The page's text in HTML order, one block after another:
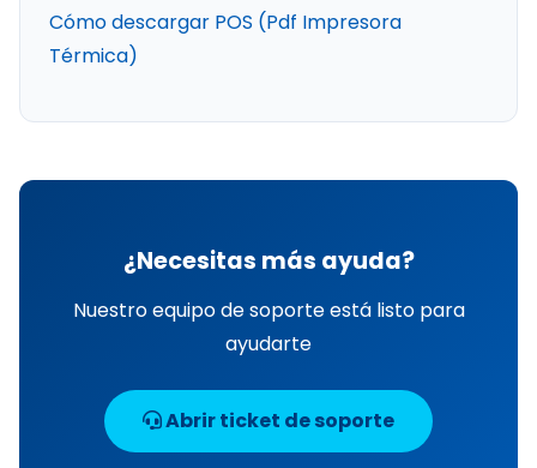
Cómo descargar POS (Pdf Impresora
Térmica)
¿Necesitas más ayuda?
Nuestro equipo de soporte está listo para
ayudarte
Abrir ticket de soporte